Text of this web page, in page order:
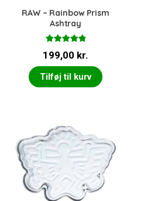
RAW – Rainbow Prism
Ashtray
5.00ud af 5
199,00 kr.
Tilføj til kurv